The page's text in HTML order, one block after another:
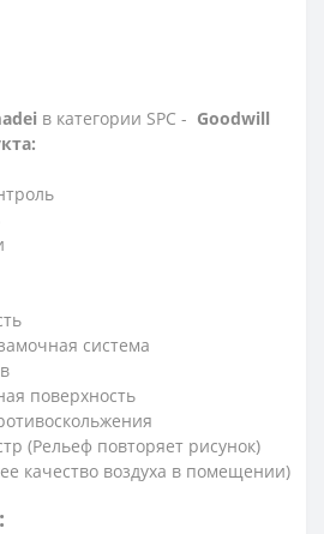
в категории SPC - Goodwill
система
поверхность
(Рельеф повторяет рисунок)
качество воздуха в помещении)